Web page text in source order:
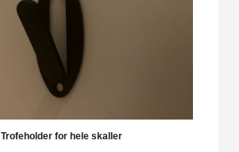
Trofeholder for hele skaller